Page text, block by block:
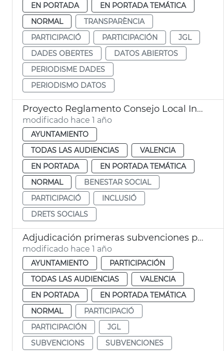
EN PORTADA
EN PORTADA TEMÁTICA
NORMAL
TRANSPARÈNCIA
PARTICIPACIÓ
PARTICIPACIÓN
JGL
DADES OBERTES
DATOS ABIERTOS
PERIODISME DADES
PERIODISMO DATOS
Proyecto Reglamento Consejo Local Inclusión y Derechos Sociales
modificado hace 1 año
AYUNTAMIENTO
TODAS LAS AUDIENCIAS
VALENCIA
EN PORTADA
EN PORTADA TEMÁTICA
NORMAL
BENESTAR SOCIAL
PARTICIPACIÓ
INCLUSIÓ
DRETS SOCIALS
Adjudicación primeras subvenciones participación ciudadana
modificado hace 1 año
AYUNTAMIENTO
PARTICIPACIÓN
TODAS LAS AUDIENCIAS
VALENCIA
EN PORTADA
EN PORTADA TEMÁTICA
NORMAL
PARTICIPACIÓ
PARTICIPACIÓN
JGL
SUBVENCIONS
SUBVENCIONES